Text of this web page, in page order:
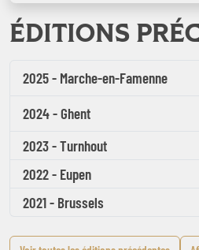
ÉDITIONS
2025 - Marche-en-Famenne
2024 - Ghent
2023 - Turnhout
2022 - Eupen
2021 - Brussels